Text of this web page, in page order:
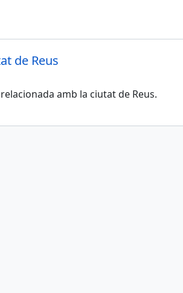
de Reus
amb la ciutat de Reus.